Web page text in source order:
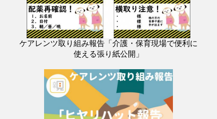
ケアレンツ取り組み報告「介護・保育現場で便利に
使える張り紙公開」